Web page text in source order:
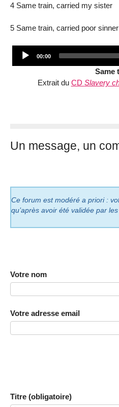
4 Same train, carried my sister
5 Same train, carried poor sinner
Current
00:00
Same
Extrait du CD Slavery
Un message, un
Ce forum est modéré a priori :
qu’après avoir été validée par
Votre nom
Votre adresse email
Titre (obligatoire)